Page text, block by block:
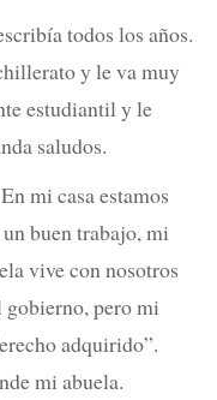
todos los años.
y le va muy
estudiantil y le
saludos.
mi casa estamos
buen trabajo, mi
vive con nosotros
gobierno, pero mi
adquirido”.
mi abuela.